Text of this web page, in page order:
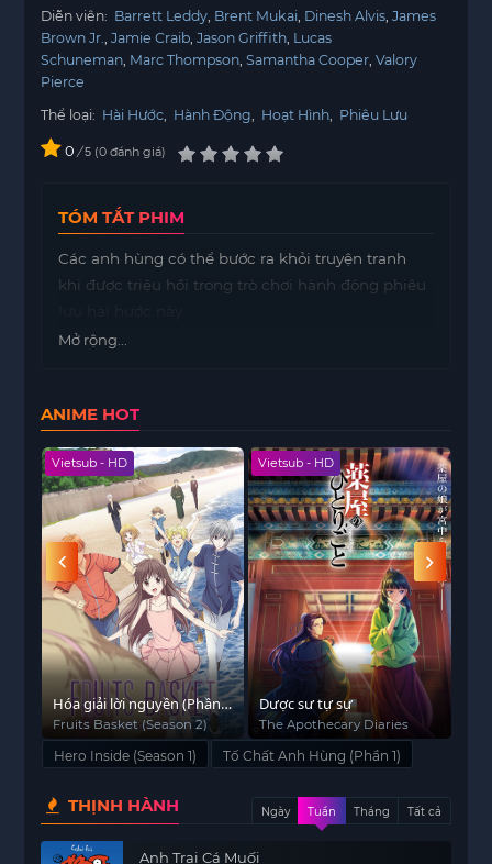
Diễn viên: Barrett Leddy Brent Mukai Dinesh Alvis James
Brown Jr.
Jamie Craib Jason Griffith Lucas
Schuneman Marc Thompson Samantha Cooper Valory
Pierce
Thể loại: Hài Hước Hành Động Hoạt Hình Phiêu Lưu
0 / 5 0 đánh giá
TÓM TẮT PHIM
Các anh hùng có thể bước ra khỏi truyện tranh
khi được triệu hồi trong trò chơi hành động phiêu
Mở rộng...
ANIME HOT
Vietsub - HD
Hóa giải lời nguyền (Phần
2)
Fruits Basket (Season 2)
Vietsub - HD
Dược sư tự sự
The Apothecary Diaries
Hero Inside (Season 1) Tố Chất Anh Hùng (Phần 1)
THỊNH HÀNH Ngày Tuần Tháng Tất cả
Anh Trai Cá Muối